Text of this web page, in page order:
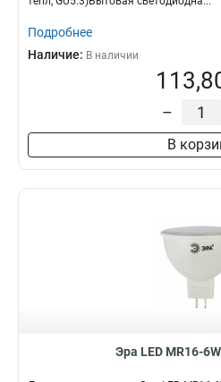
Подробнее
Наличие: В наличии
–
В
Эра LED MR16-